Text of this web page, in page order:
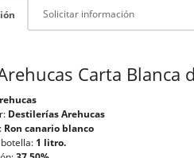
Solicitar información
Carta Blanca
Destilerías Arehucas
Ron canario blanco
1 litro.